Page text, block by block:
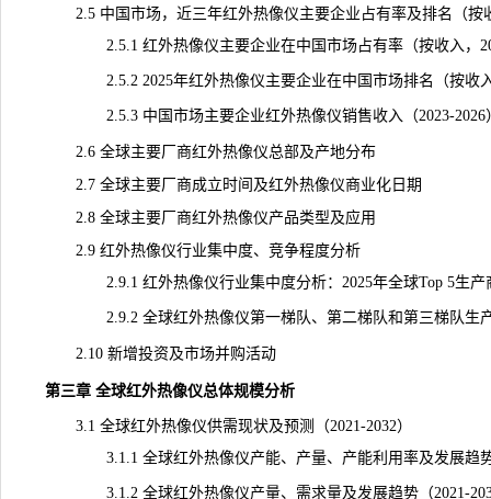
2.5 中国市场，近三年红外热像仪主要企业占有率及排名（按
2.5.1 红外热像仪主要企业在中国市场占有率（按收入，
2.5.2 2025年红外热像仪主要企业在中国市场排名（按收
2.5.3 中国市场主要企业红外热像仪销售收入（2023-2026
2.6 全球主要厂商红外热像仪总部及产地分布
2.7 全球主要厂商成立时间及红外热像仪商业化日期
2.8 全球主要厂商红外热像仪产品类型及应用
2.9 红外热像仪行业集中度、竞争程度分析
2.9.1 红外热像仪行业集中度分析：2025年全球Top 5生产
2.9.2 全球红外热像仪第一梯队、第二梯队和第三梯队生产
2.10 新增投资及市场并购活动
第三章 全球红外热像仪总体规模分析
3.1 全球红外热像仪供需现状及预测（2021-2032）
3.1.1 全球红外热像仪产能、产量、产能利用率及发展趋势
3.1.2 全球红外热像仪产量、需求量及发展趋势（2021-